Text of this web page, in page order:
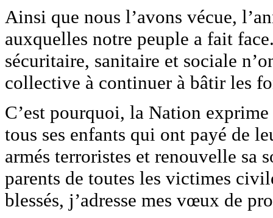
Ainsi que nous l’avons vécue,
auxquelles notre peuple a fait
sécuritaire, sanitaire et sociale
collective à continuer à bâtir les
C’est pourquoi, la Nation
tous ses enfants qui ont payé de
armés terroristes et renouvelle sa
parents de toutes les victimes
blessés, j’adresse mes vœux de